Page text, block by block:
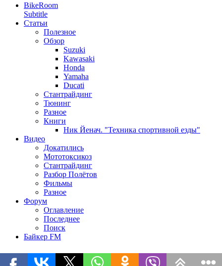
BikeRoom
Subtitle
Статьи
Полезное
Обзор
Suzuki
Kawasaki
Honda
Yamaha
Ducati
Стантрайдинг
Тюнинг
Разное
Книги
Ник Йенач. "Техника спортивной езды"
Видео
Докатились
Мототоксикоз
Стантрайдинг
Разбор Полётов
Фильмы
Разное
Форум
Оглавление
Последнее
Поиск
Байкер FM